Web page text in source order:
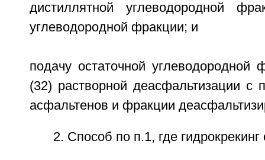
дистиллятной углеводородной
углеводородной фракции; и
подачу остаточной углеводородной
(32) растворной деасфальтизации с
асфальтенов и фракции
2. Способ по п.1, где гидрокрекинг